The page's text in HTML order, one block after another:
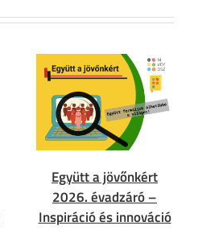
Együtt a jövőnkért
2026. évadzáró –
Inspiráció és innováció